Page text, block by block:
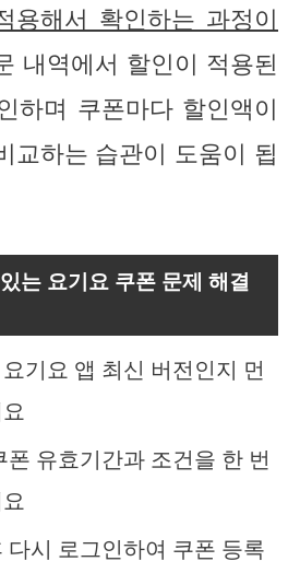
용해서 확인하는 과정이
내역에서 할인이 적용된
하며 쿠폰마다 할인액이
교하는 습관이 도움이 됩
는 요기요 쿠폰 문제 해결
기요 앱 최신 버전인지 먼
폰 유효기간과 조건을 한 번
다시 로그인하여 쿠폰 등록